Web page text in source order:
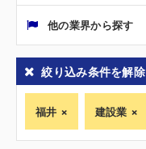
他の業界から探す
絞り込み条件を解除
福井 建設業